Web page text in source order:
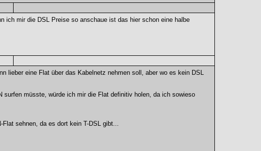
ich mir die DSL Preise so anschaue ist das hier schon eine halbe
lieber eine Flat über das Kabelnetz nehmen soll, aber wo es kein DSL
surfen müsste, würde ich mir die Flat definitiv holen, da ich sowieso
sehnen, da es dort kein T-DSL gibt...